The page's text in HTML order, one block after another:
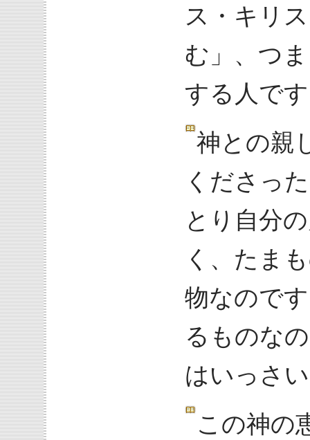
ス・キリ
む」、つ
する人で
神との親
くださっ
とり自分
く、たま
物なので
るものな
はいっさ
この神の